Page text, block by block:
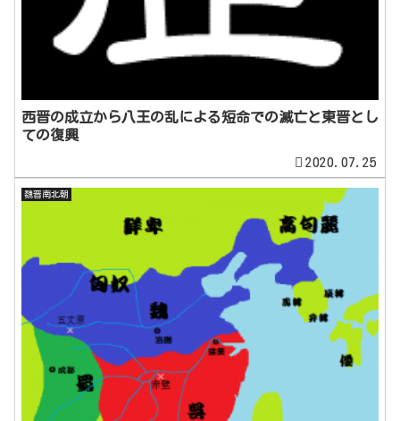
西晋の成立から八王の乱による短命での滅亡と東晋とし
ての復興
2020.07.25
魏晋南北朝